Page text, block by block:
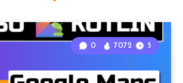
0 7072 5